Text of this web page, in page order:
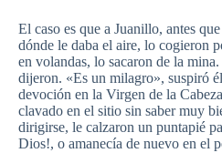
El caso es que a Juanillo, antes
dónde le daba el aire, lo cogieron
en volandas, lo sacaron de la
dijeron. «Es un milagro», suspiró
devoción en la Virgen de la
clavado en el sitio sin saber muy
dirigirse, le calzaron un puntapié
Dios!, o amanecía de nuevo en el